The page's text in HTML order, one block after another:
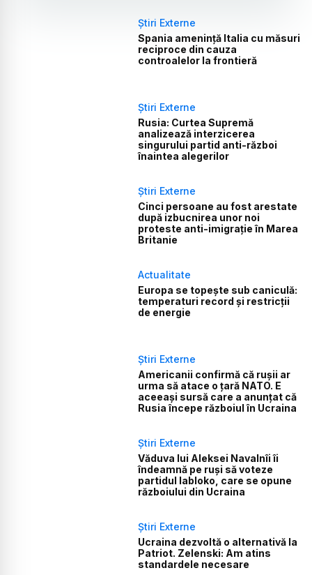
Știri Externe
Spania amenință Italia cu măsuri
reciproce din cauza
controalelor la frontieră
Știri Externe
Rusia: Curtea Supremă
analizează interzicerea
singurului partid anti-război
înaintea alegerilor
Știri Externe
Cinci persoane au fost arestate
după izbucnirea unor noi
proteste anti-imigrație în Marea
Britanie
Actualitate
Europa se topește sub caniculă:
temperaturi record și restricții
de energie
Știri Externe
Americanii confirmă că rușii ar
urma să atace o țară NATO. E
aceeași sursă care a anunțat că
Rusia începe războiul în Ucraina
Știri Externe
Văduva lui Aleksei Navalnîi îi
îndeamnă pe ruși să voteze
partidul Iabloko, care se opune
războiului din Ucraina
Știri Externe
Ucraina dezvoltă o alternativă la
Patriot. Zelenski: Am atins
standardele necesare